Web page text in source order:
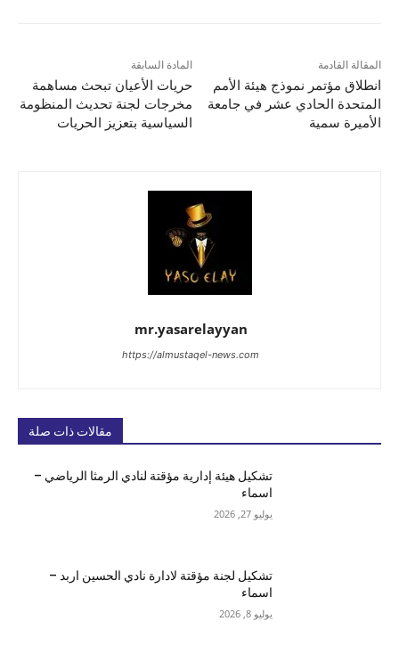
المادة السابقة
حريات الأعيان تبحث مساهمة
مخرجات لجنة تحديث المنظومة
السياسية بتعزيز الحريات
المقالة القادمة
انطلاق مؤتمر نموذج هيئة الأمم
المتحدة الحادي عشر في جامعة
الأميرة سمية
mr.yasarelayyan
https://almustaqel-news.com
مقالات ذات صلة
تشكيل هيئة إدارية مؤقتة لنادي الرمثا الرياضي –
اسماء
يوليو 27, 2026
تشكيل لجنة مؤقتة لادارة نادي الحسين اربد –
اسماء
يوليو 8, 2026